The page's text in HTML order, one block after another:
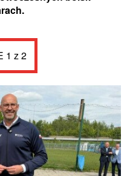
1 z 2